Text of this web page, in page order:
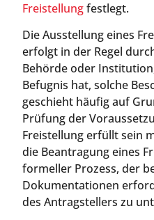
Freistellungfestlegt.
Die Ausstellung eines
erfolgt in der Regel
Behörde oder
Befugnis hat, solche
geschieht häufig auf
Prüfung der
Freistellung erfüllt sein
die Beantragung eines
formeller Prozess, der
Dokumentationen
des Antragstellers zu